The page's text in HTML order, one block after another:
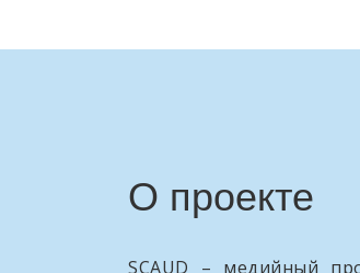
О проекте
SCAUD – медийный